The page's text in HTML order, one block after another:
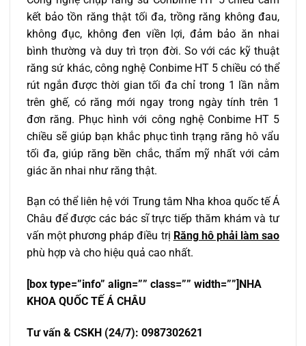
kết bảo tồn răng thật tối đa, trồng răng không đau,
không đục, không đen viền lợi, đảm bảo ăn nhai
bình thường và duy trì trọn đời. So với các kỹ thuật
răng sứ khác, công nghệ Conbime HT 5 chiều có thể
rút ngắn được thời gian tối đa chỉ trong 1 lần nằm
trên ghế, có răng mới ngay trong ngày tính trên 1
đơn răng. Phục hình với công nghệ Conbime HT 5
chiều sẽ giúp bạn khắc phục tình trạng răng hô vẩu
tối đa, giúp răng bền chắc, thẩm mỹ nhất với cảm
giác ăn nhai như răng thật.
Bạn có thể liên hệ với Trung tâm Nha khoa quốc tế Á
Châu để được các bác sĩ trực tiếp thăm khám và tư
vấn một phương pháp điều trị Răng hô phải làm sao
phù hợp và cho hiệu quả cao nhất.
[box type=”info” align=”” class=”” width=””]NHA
KHOA QUỐC TẾ Á CHÂU
Tưvấn & CSKH (24/7): 0987302621